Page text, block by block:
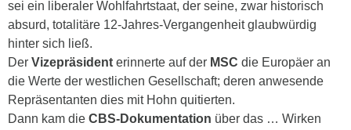
sei ein liberaler Wohlfahrtstaat, der seine, zwar historisch
absurd, totalitäre 12-Jahres-Vergangenheit glaubwürdig
hinter sich ließ.
Der Vizepräsident erinnerte auf der MSC die Europäer an
die Werte der westlichen Gesellschaft; deren anwesende
Repräsentanten dies mit Hohn quitierten.
Dann kam die CBS-Dokumentation über das … Wirken